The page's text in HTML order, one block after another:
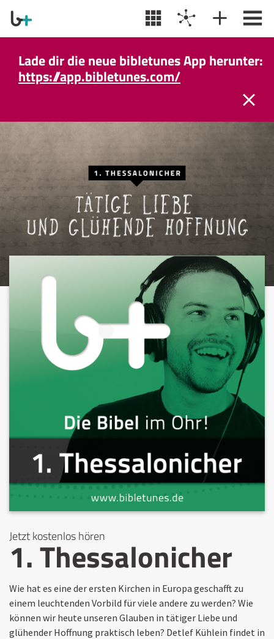
Lade dir die neue bibletunes App herunter:
https://app.bibletunes.com/
Jetzt kostenlos hören
1. Thessalonicher
Wie hat es eine der ersten Kirchen in Europa geschafft zu
einem leuchtenden Vorbild für viele andere zu werden? Wie
können wir heute unseren Glauben in tätiger Liebe und
glühender Hoffnung praktisch leben? Detlef Kühlein findet in